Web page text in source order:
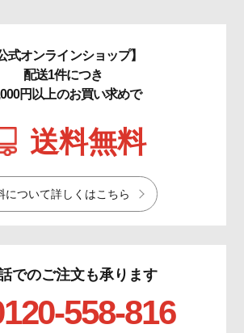
式オンラインショップ】
配送1件につき
円以上のお買い求めで
送料無料
について詳しくはこちら
でのご注文も承ります
558-816